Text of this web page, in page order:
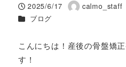
投稿日
2025/6/17
著
calmo_staff
カテゴリー
ブログ
こんにちは！産後の骨盤矯
す！